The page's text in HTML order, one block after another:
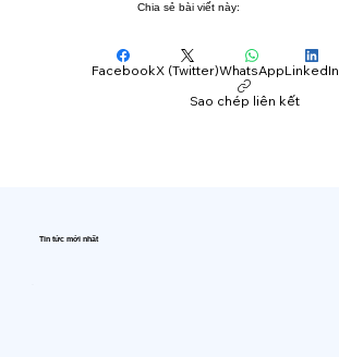
Chia sẻ bài viết này:
FacebookX (Twitter)WhatsAppLinkedIn
Sao chép liên kết
Tin tức mới nhất